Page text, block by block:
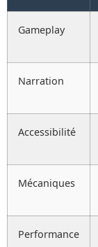
Gameplay
Narration
Accessibilité
Mécaniques
Performance